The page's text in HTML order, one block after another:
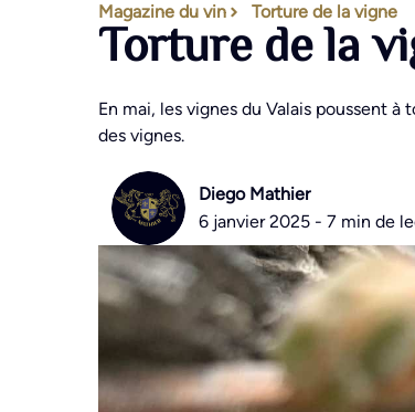
Magazine du vin Torture de la vigne
Torture de la
En mai, les vignes du Valais poussent
des vignes.
Diego Mathier
6 janvier 2025 - 7 min de